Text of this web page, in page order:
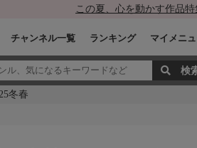
この夏、心を動かす作品
チャンネル一覧 ランキング マイメニ
冬春